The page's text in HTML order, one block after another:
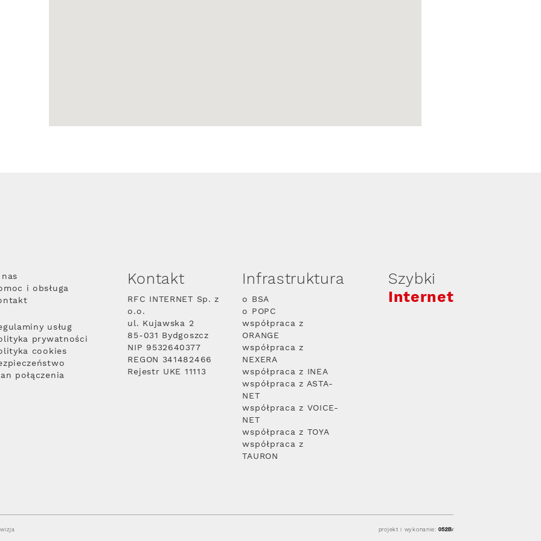
i obsługa
usług
prywatności
cookies
połączenia
Kontakt
RFC INTERNET Sp. z
o.o.
ul. Kujawska 2
85-031 Bydgoszcz
NIP 9532640377
REGON 341482466
Rejestr UKE 11113
Infrastruktura
o BSA
o POPC
współpraca z
ORANGE
współpraca z
NEXERA
współpraca z INEA
współpraca z ASTA-
NET
współpraca z VOICE-
NET
współpraca z TOYA
współpraca z
TAURON
Szybki
Internet
projekt i wykonanie: